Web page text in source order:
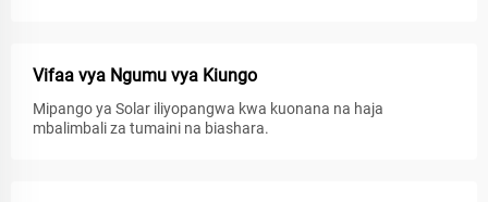
Vifaa vya Ngumu vya Kiungo
Mipango ya Solar iliyopangwa kwa kuonana na haja
mbalimbali za tumaini na biashara.